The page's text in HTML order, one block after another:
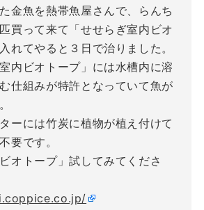
金魚を熱帯魚屋さんで、らんち
買って来て「せせらぎ室内ビオ
れてやると３日で治りました。
内ビオトープ」には水槽内に溶
仕組みが特許となっていて魚が
ーには竹炭に植物が植え付けて
要です。
オトープ」試してみてくださ